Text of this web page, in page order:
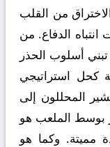
من القلب
الدفاع. من
أسلوب الحذر
كحل استراتيجي
المحللون إلى
بوسط الملعب هو
مميتة. وكما هو